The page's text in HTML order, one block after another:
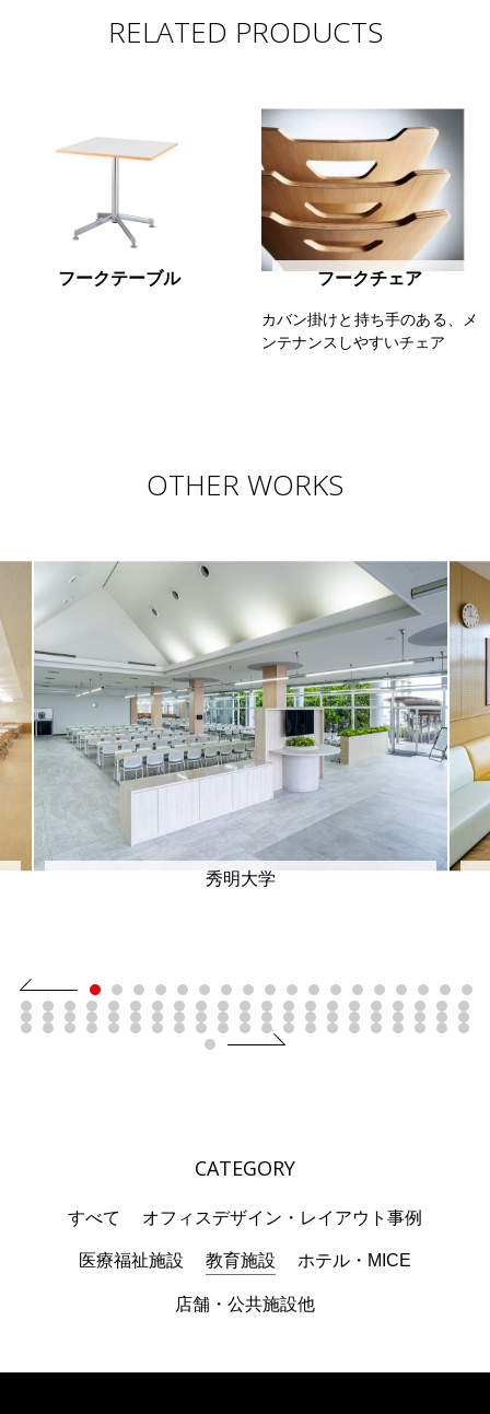
RELATED PRODUCTS
フークテーブル フークチェア
カバン掛けと持ち手のある、メ
ンテナンスしやすいチェア
OTHER WORKS
秀明大学
CATEGORY
すべて オフィスデザイン・レイアウト事例
医療福祉施設 教育施設 ホテル・MICE
店舗・公共施設他